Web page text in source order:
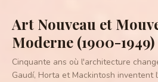
Art Nouveau et
Moderne (1900-1949)
Cinquante ans où l'architecture
Gaudí, Horta et Mackintosh inventent